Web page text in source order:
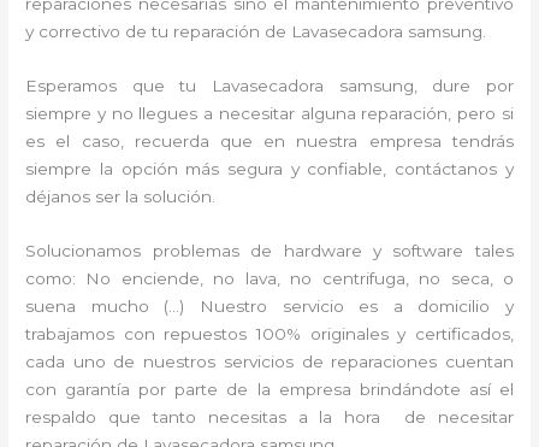
y correctivo de tu reparación de Lavasecadora samsung.
Esperamos que tu Lavasecadora samsung, dure por
siempre y no llegues a necesitar alguna reparación, pero si
es el caso, recuerda que en nuestra empresa tendrás
siempre la opción más segura y confiable, contáctanos y
déjanos ser la solución.
Solucionamos problemas de hardware y software tales
como: No enciende, no lava, no centrifuga, no seca, o
suena mucho (…) Nuestro servicio es a domicilio y
trabajamos con repuestos 100% originales y certificados,
cada uno de nuestros servicios de reparaciones cuentan
con garantía por parte de la empresa brindándote así el
respaldo que tanto necesitas a la hora de necesitar